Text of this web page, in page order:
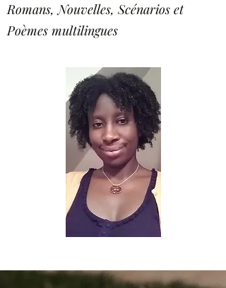
Romans, Nouvelles, Scénarios et
Poèmes multilingues